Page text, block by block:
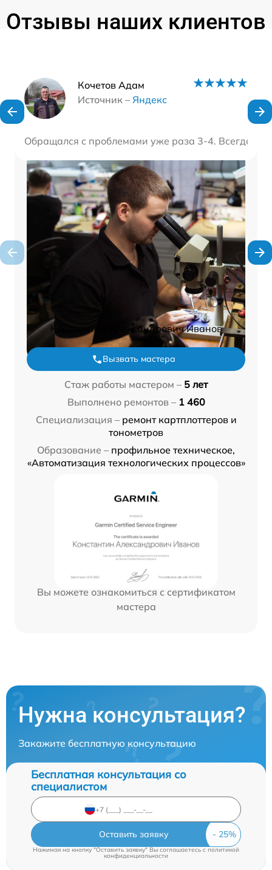
Отзывы наших клиентов
Кочетов Адам
Источник – Яндекс
Обращался с проблемами уже раза 3-4. Всегда
Наши мастера
Константин Александрович Иванов
Вызвать мастера
Стаж работы мастером – 5 лет
Выполнено ремонтов – 1 460
Специализация – ремонт картплоттеров и
тонометров
Образование – профильное техническое,
«Автоматизация технологических процессов»
Вы можете ознакомиться с сертификатом
мастера
Нужна консультация?
Закажите бесплатную консультацию
Бесплатная консультация со
специалистом
Оставить заявку
Нажимая на кнопку "Оставить заявку" Вы соглашаетесь cполитикой
конфиденциальности